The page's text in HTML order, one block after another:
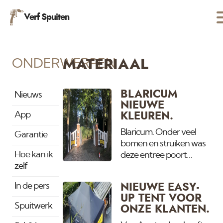
Verf Spuiten
ONDERWERPEN
Nieuws
App
Garantie
Hoe kan ik
zelf
In de pers
Spuitwerk
MATERIAAL
BLARICUM
NIEUWE
KLEUREN.
Blaricum. Onder veel
bomen en struiken was
deze entree poort
zodat het zonlicht er
weer doorheen kan
komen en wij maken
NIEUWE EASY-
UP TENT VOOR
ONZE KLANTEN.